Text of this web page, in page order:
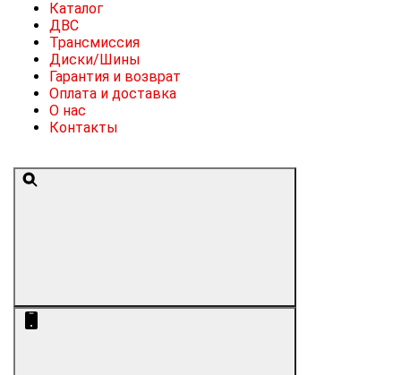
Каталог
ДВС
Трансмиссия
Диски/Шины
Гарантия и возврат
Оплата и доставка
О нас
Контакты